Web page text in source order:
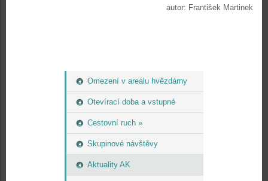
Omezení v areálu hvězdárny
Otevírací doba a vstupné
Cestovní ruch »
Skupinové návštěvy
Aktuality AK
autor: František Martinek